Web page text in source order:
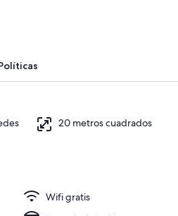
Interior
20 metros cuadrados
Wifi gratis